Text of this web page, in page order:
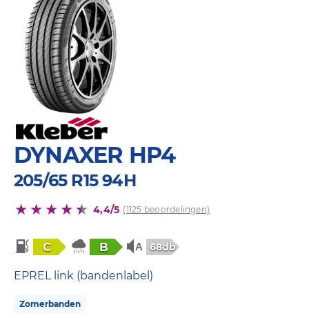
DYNAXER HP4
205/65 R15 94H
4,4/5 (1125 beoordelingen)
C B 68db
EPREL link (bandenlabel)
Zomerbanden